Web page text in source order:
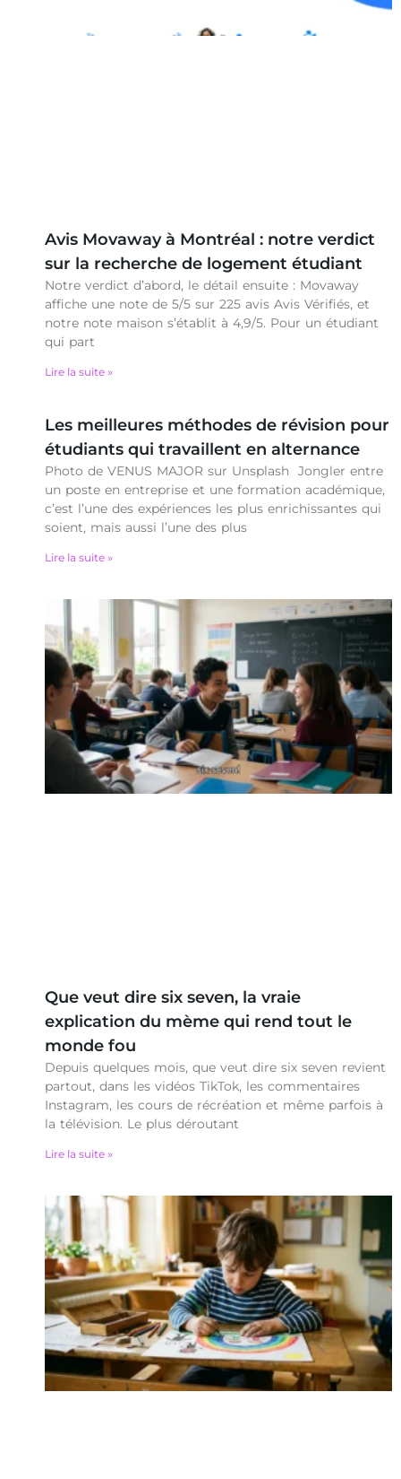
Avis Movaway à Montréal : notre verdict
sur la recherche de logement étudiant
Notre verdict d’abord, le détail ensuite : Movaway
affiche une note de 5/5 sur 225 avis Avis Vérifiés, et
notre note maison s’établit à 4,9/5. Pour un étudiant
qui part
Lire la suite »
Les meilleures méthodes de révision pour
étudiants qui travaillent en alternance
Photo de VENUS MAJOR sur Unsplash Jongler entre
un poste en entreprise et une formation académique,
c’est l’une des expériences les plus enrichissantes qui
soient, mais aussi l’une des plus
Lire la suite »
Que veut dire six seven, la vraie
explication du mème qui rend tout le
monde fou
Depuis quelques mois, que veut dire six seven revient
partout, dans les vidéos TikTok, les commentaires
Instagram, les cours de récréation et même parfois à
la télévision. Le plus déroutant
Lire la suite »